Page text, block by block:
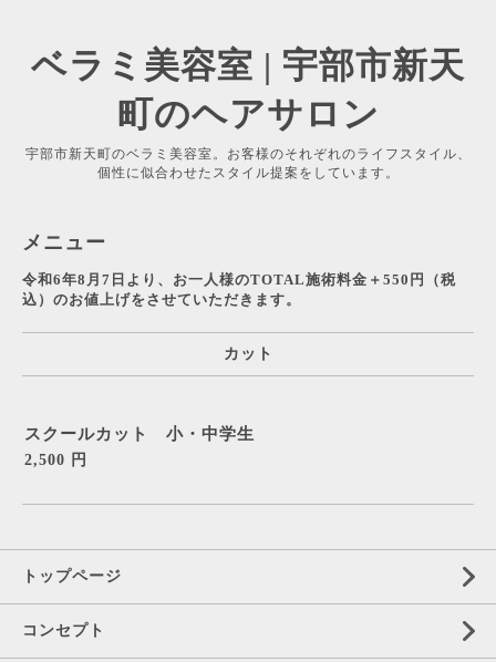
ベラミ美容室 | 宇部市新天
町のヘアサロン
宇部市新天町のベラミ美容室。お客様のそれぞれのライフスタイル、
個性に似合わせたスタイル提案をしています。
メニュー
令和6年8月7日より、お一人様のTOTAL施術料金＋550円（税
込）のお値上げをさせていただきます。
カット
スクールカット 小・中学生
2,500 円
トップページ
コンセプト